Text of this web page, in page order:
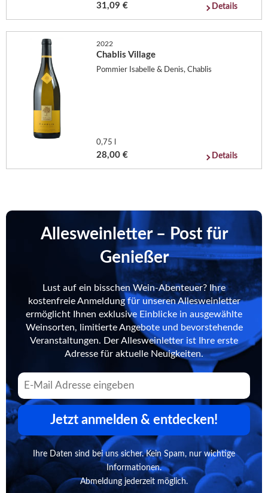
31,09 € Details
2022
Chablis Village
Pommier Isabelle & Denis, Chablis
0,75 l
28,00 € Details
Allesweinletter – Post für
Genießer
Lust auf ein bisschen Wein-Abenteuer? Ihre
kostenfreie Anmeldung für unseren Allesweinletter
ermöglicht Ihnen exklusive Einblicke in ausgewählte
Weinsorten, limitierte Angebote und bevorstehende
Veranstaltungen. Der Allesweinletter ist Ihre erste
Adresse für aktuelle Neuigkeiten.
Jetzt anmelden & entdecken!
Ihre Daten sind bei uns sicher. Kein Spam, nur wichtige
Informationen.
Abmeldung jederzeit möglich.